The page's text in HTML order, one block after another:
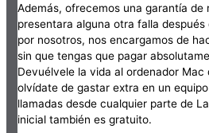
Además, ofrecemos una garantía de
presentara alguna otra falla después
por nosotros, nos encargamos de
sin que tengas que pagar
Devuélvele la vida al ordenador Mac
olvídate de gastar extra en un
llamadas desde cualquier parte de
inicial también es gratuito.